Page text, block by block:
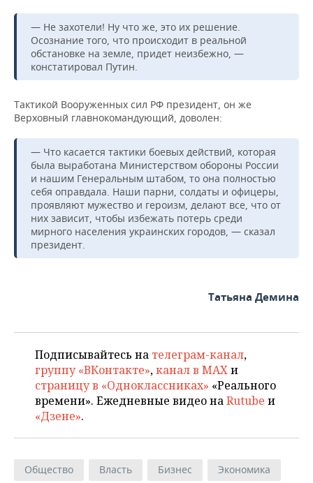
— Не захотели! Ну что же, это их решение.
Осознание того, что происходит в реальной
обстановке на земле, придет неизбежно, —
констатировал Путин.
Тактикой Вооруженных сил РФ президент, он же
Верховный главнокомандующий, доволен:
— Что касается тактики боевых действий, которая
была выработана Министерством обороны России
и нашим Генеральным штабом, то она полностью
себя оправдала. Наши парни, солдаты и офицеры,
проявляют мужество и героизм, делают все, что от
них зависит, чтобы избежать потерь среди
мирного населения украинских городов, — сказал
президент.
Татьяна Демина
Подписывайтесь на телеграм-канал,
группу «ВКонтакте»,канал в MAXи
страницу в «Одноклассниках» «Реального
времени». Ежедневные видео наRutube и
«Дзене».
Общество Власть Бизнес
Экономика